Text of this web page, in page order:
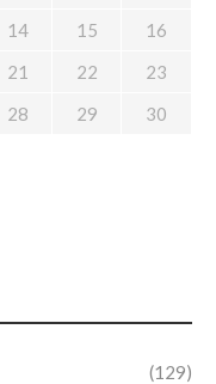
(129)
14 15
16
21 22
23
28 29
30